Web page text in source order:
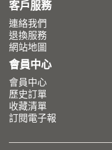
客戶服務
連絡我們
退換服務
網站地圖
會員中心
會員中心
歷史訂單
收藏清單
訂閱電子報